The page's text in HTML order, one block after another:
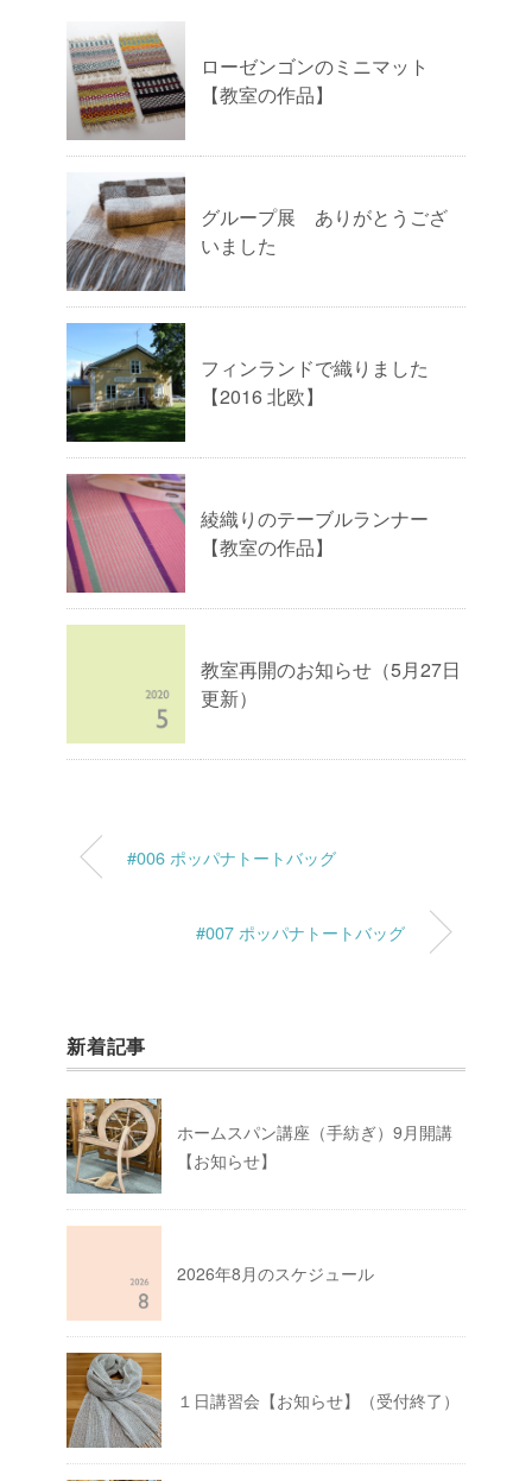
ローゼンゴンのミニマット
【教室の作品】
グループ展 ありがとうござ
いました
フィンランドで織りました
【2016 北欧】
綾織りのテーブルランナー
【教室の作品】
教室再開のお知らせ（5月27日
更新）
#006 ポッパナトートバッグ
#007 ポッパナトートバッグ
新着記事
ホームスパン講座（手紡ぎ）9月開講
【お知らせ】
2026年8月のスケジュール
１日講習会【お知らせ】（受付終了）